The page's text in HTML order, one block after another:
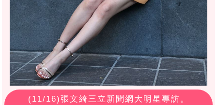
(11/16)張文綺三立新聞網大明星專訪。